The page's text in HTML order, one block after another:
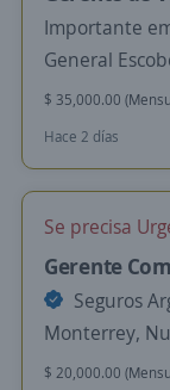
Importante
General
$ 35,000.00
Hace 2 días
Se precisa
Gerente
Seguros
Monterrey,
$ 20,000.00